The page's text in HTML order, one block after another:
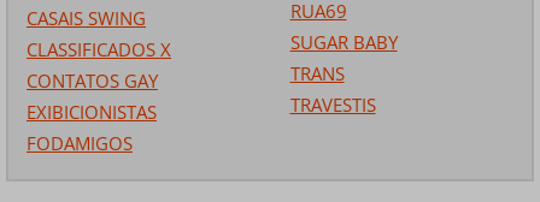
CASAIS SWING
CLASSIFICADOS X
CONTATOS GAY
EXIBICIONISTAS
FODAMIGOS
RUA69
SUGAR BABY
TRANS
TRAVESTIS